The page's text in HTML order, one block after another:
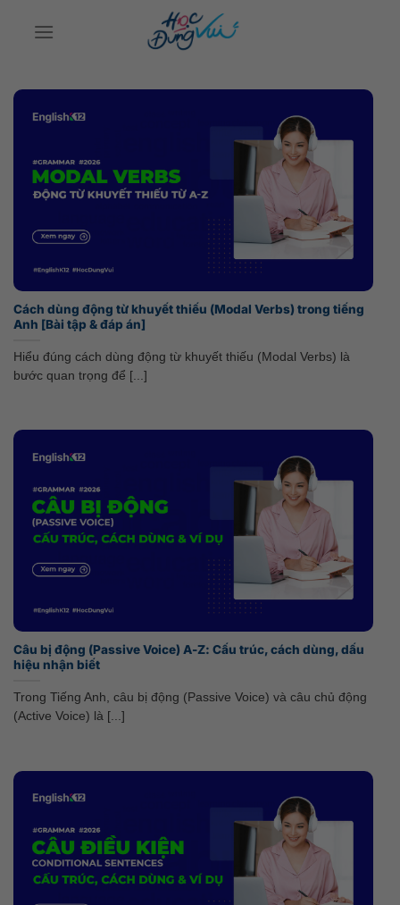
Cách dùng động từ khuyết thiếu (Modal Verbs) trong tiếng
Anh [Bài tập & đáp án]
Hiểu đúng cách dùng động từ khuyết thiếu (Modal Verbs) là
bước quan trọng để [...]
Câu bị động (Passive Voice) A-Z: Cấu trúc, cách dùng, dấu
hiệu nhận biết
Trong Tiếng Anh, câu bị động (Passive Voice) và câu chủ động
(Active Voice) là [...]